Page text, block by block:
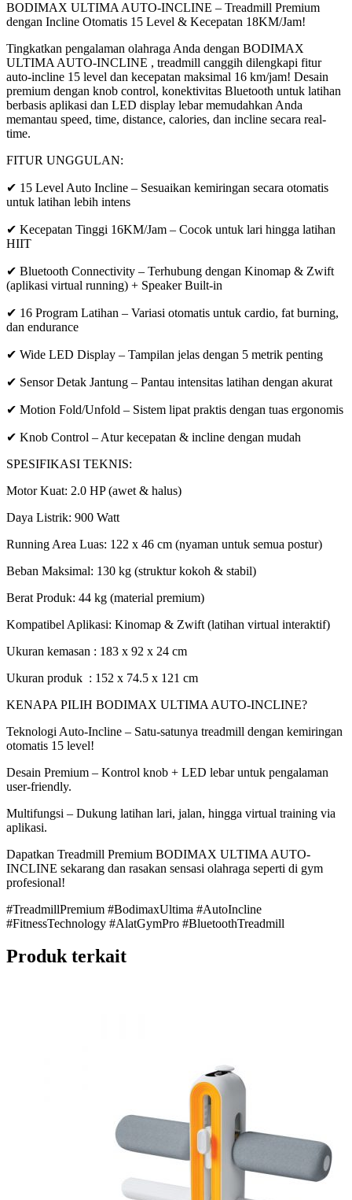
BODIMAX ULTIMA AUTO-INCLINE – Treadmill Premium
dengan Incline Otomatis 15 Level & Kecepatan 18KM/Jam!
Tingkatkan pengalaman olahraga Anda dengan BODIMAX
ULTIMA AUTO-INCLINE , treadmill canggih dilengkapi fitur
auto-incline 15 level dan kecepatan maksimal 16 km/jam! Desain
premium dengan knob control, konektivitas Bluetooth untuk latihan
berbasis aplikasi dan LED display lebar memudahkan Anda
memantau speed, time, distance, calories, dan incline secara real-
time.
FITUR UNGGULAN:
✔ 15 Level Auto Incline – Sesuaikan kemiringan secara otomatis
untuk latihan lebih intens
✔ Kecepatan Tinggi 16KM/Jam – Cocok untuk lari hingga latihan
HIIT
✔ Bluetooth Connectivity – Terhubung dengan Kinomap & Zwift
(aplikasi virtual running) + Speaker Built-in
✔ 16 Program Latihan – Variasi otomatis untuk cardio, fat burning,
dan endurance
✔ Wide LED Display – Tampilan jelas dengan 5 metrik penting
✔ Sensor Detak Jantung – Pantau intensitas latihan dengan akurat
✔ Motion Fold/Unfold – Sistem lipat praktis dengan tuas ergonomis
✔ Knob Control – Atur kecepatan & incline dengan mudah
SPESIFIKASI TEKNIS:
Motor Kuat: 2.0 HP (awet & halus)
Daya Listrik: 900 Watt
Running Area Luas: 122 x 46 cm (nyaman untuk semua postur)
Beban Maksimal: 130 kg (struktur kokoh & stabil)
Berat Produk: 44 kg (material premium)
Kompatibel Aplikasi: Kinomap & Zwift (latihan virtual interaktif)
Ukuran kemasan : 183 x 92 x 24 cm
Ukuran produk : 152 x 74.5 x 121 cm
KENAPA PILIH BODIMAX ULTIMA AUTO-INCLINE?
Teknologi Auto-Incline – Satu-satunya treadmill dengan kemiringan
otomatis 15 level!
Desain Premium – Kontrol knob + LED lebar untuk pengalaman
user-friendly.
Multifungsi – Dukung latihan lari, jalan, hingga virtual training via
aplikasi.
Dapatkan Treadmill Premium BODIMAX ULTIMA AUTO-
INCLINE sekarang dan rasakan sensasi olahraga seperti di gym
profesional!
#TreadmillPremium #BodimaxUltima #AutoIncline
#FitnessTechnology #AlatGymPro #BluetoothTreadmill
Produk terkait